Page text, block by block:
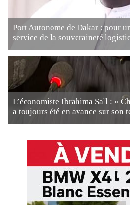
Port Autonome de Dakar : pour
service de la souveraineté
L’économiste Ibrahima Sall : «
a toujours été en avance sur son